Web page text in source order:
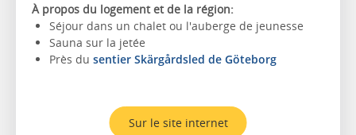
À propos du logement et de la région:
Séjour dans un chalet ou l'auberge de jeunesse
Sauna sur la jetée
Près du sentier Skärgårdsled de Göteborg
Sur le site internet